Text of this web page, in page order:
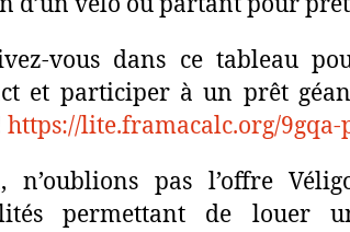
vous dans ce tableau
et participer à un prêt
https://lite.framacalc.org/9gqa-
n’oublions pas l’offre
permettant de louer